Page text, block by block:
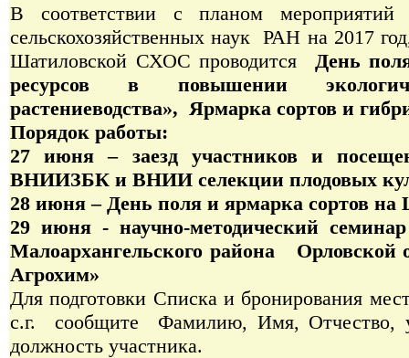
В соответствии с планом
сельскохозяйственных наук РАН на 2017
Шатиловской СХОС проводится День
ресурсов в повышении
растениеводства», Ярмарка сортов и
Порядок работы:
27 июня – заезд участников и
ВНИИЗБК и ВНИИ селекции плодовых
28 июня – День поля и ярмарка сортов
29 июня - научно-методический
Малоархангельского района
Агрохим»
Для подготовки Списка и бронирования
с.г. сообщите Фамилию, Имя, Отчество,
должность участника.